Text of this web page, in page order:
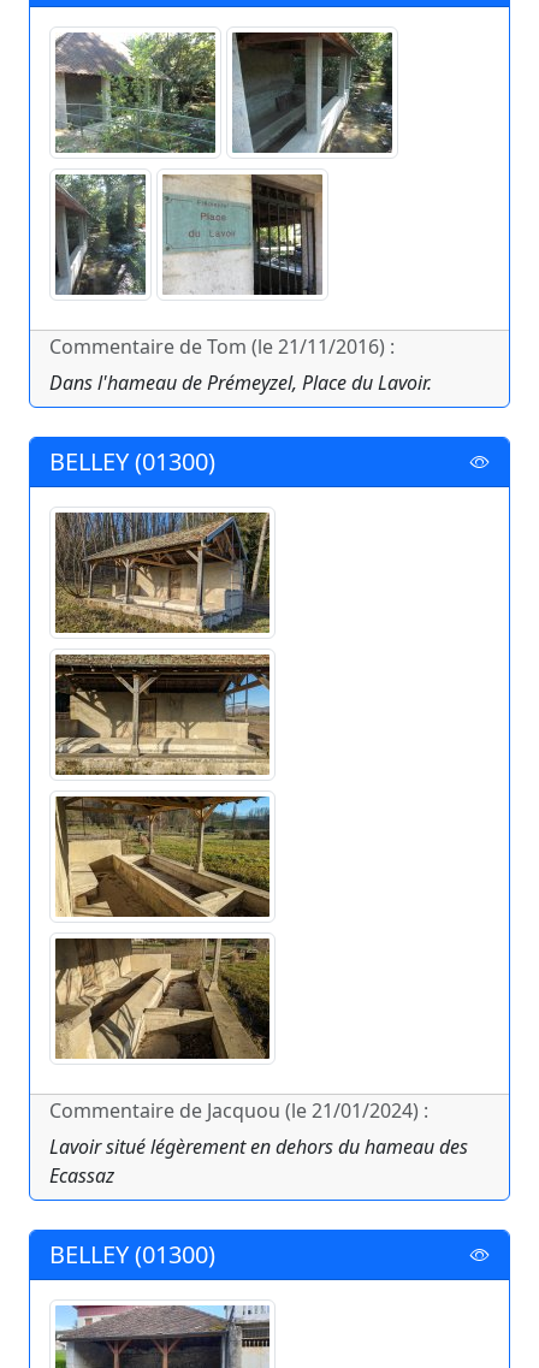
Commentaire de Tom (le 21/11/2016) :
Dans l'hameau de Prémeyzel, Place du Lavoir.
BELLEY (01300)
Commentaire de Jacquou (le 21/01/2024) :
Lavoir situé légèrement en dehors du hameau des
Ecassaz
BELLEY (01300)